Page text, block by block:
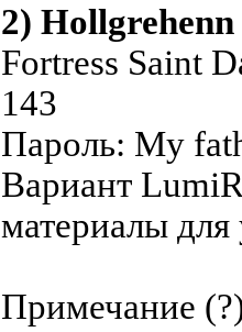
2)
Fortress Saint
143
Пароль: My
Вариант
материалы
Примечание